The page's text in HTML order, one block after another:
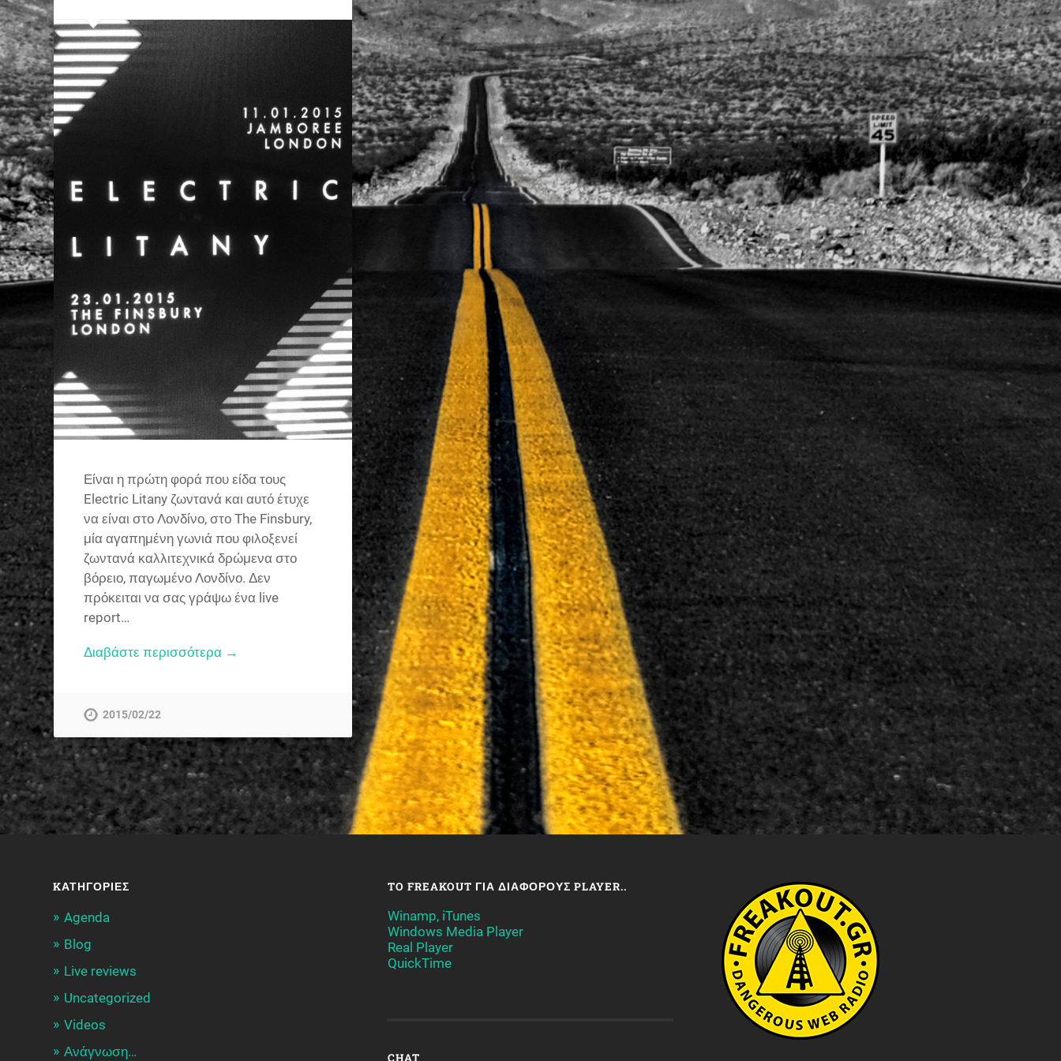
Είναι η πρώτη φορά που είδα τους
Electric Litany ζωντανά και αυτό έτυχε
να είναι στο Λονδίνο, στο The Finsbury,
μία αγαπημένη γωνιά που φιλοξενεί
ζωντανά καλλιτεχνικά δρώμενα στο
βόρειο, παγωμένο Λονδίνο. Δεν
πρόκειται να σας γράψω ένα live
report…
Διαβάστε περισσότερα →
2015/02/22
KΑΤΗΓΟΡΊΕΣ
Agenda
Blog
Live reviews
Uncategorized
Videos
Ανάγνωση…
TO FREAKOUT ΓΙΑ ΔΙΆΦΟΡΟΥΣ PLAYER..
Winamp, iTunes
Windows Media Player
Real Player
QuickTime
CHAT